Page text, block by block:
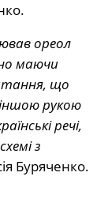
ореол
маючи
що
рукою
речі,
з
Буряченко.